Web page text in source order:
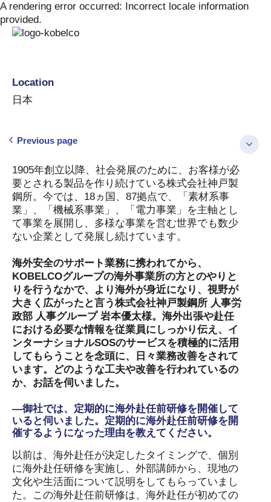
Skip
to
content
A rendering error occurred: Incorrect locale information
provided.
Location
日本
Previous page
1905年創立以降、社会発展のために、お客様が必
要とされる製品を作り続けている株式会社神戸製
鋼所。今では、18ヵ国、87拠点で、「素材系事
業」、「機械系事業」、「電力事業」を主軸とし
て事業を展開し、多様な事業を営む世界でも数少
ない企業として発展し続けています。
海外安全のサポート業務に携われてから、
KOBELCOグループの海外事業所の方とのやりと
りを行うなかで、より海外が身近になり、視野が
大きく広がったと言う株式会社神戸製鋼所 人事労
政部 人事グループ 岩本優太様。海外出張や赴任
における必要な情報を従業員にしっかり伝え、イ
ンターナショナルSOSのサービスを積極的に活用
してもらうことを念頭に、日々業務改善をされて
います。どのような工夫や改善を行われているの
か、お話を伺いました。
―御社では、定期的に海外赴任前研修を開催して
いると伺いました。定期的に海外赴任前研修を開
催するようになった理由を教えてください。
以前は、海外赴任が決定したタイミングで、個別
に海外赴任研修を実施し、外部講師から、現地の
文化や生活面について説明をしてもらっていまし
た。この海外赴任前研修は、海外赴任が初めての